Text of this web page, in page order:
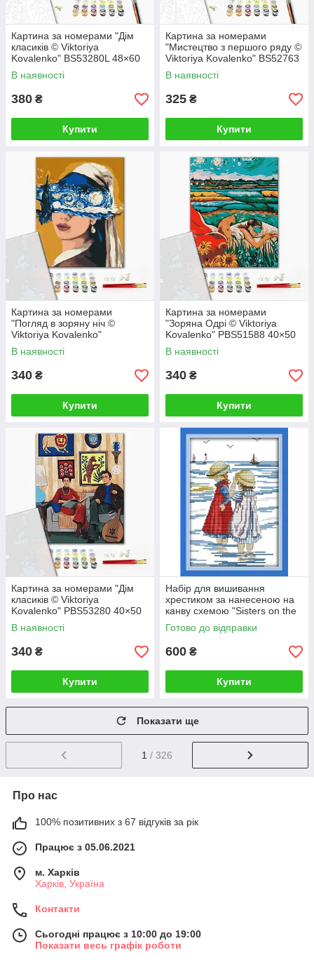
Картина за номерами "Дім
класиків © Viktoriya
Kovalenko" BS53280L 48×60
см
В наявності
380 ₴
Купити
Картина за номерами
"Мистецтво з першого ряду ©
Viktoriya Kovalenko" BS52763
40×50 см
В наявності
325 ₴
Купити
Картина за номерами
"Погляд в зоряну ніч ©
Viktoriya Kovalenko"
PBS51480 40×50 см
В наявності
340 ₴
Купити
Картина за номерами
"Зоряна Одрі © Viktoriya
Kovalenko" PBS51588 40×50
см
В наявності
340 ₴
Купити
Картина за номерами "Дім
класиків © Viktoriya
Kovalenko" PBS53280 40×50
см
В наявності
340 ₴
Купити
Набір для вишивання
хрестиком за нанесеною на
канву схемою "Sisters on the
beach". (AIDA 14CT
printed,19*27 см)
Готово до відправки
600 ₴
Купити
Показати ще
1 / 326
Про нас
100% позитивних з 67 відгуків за рік
Працює з 05.06.2021
м. Харків
Харків, Україна
Контакти
Сьогодні працює з 10:00 до 19:00
Показати весь графік роботи